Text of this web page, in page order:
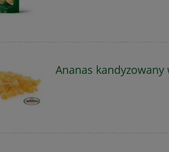
Ananas kandyzowany